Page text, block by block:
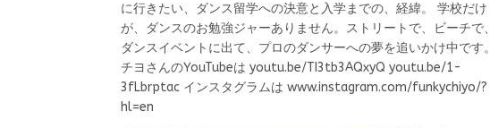
に行きたい、ダンス留学への決意と入学までの、経緯。 学校だけ
が、ダンスのお勉強ジャーありません。ストリートで、ビーチで、
ダンスイベントに出て、プロのダンサーへの夢を追いかけ中です。
チヨさんのYouTubeは youtu.be/TI3tb3AQxyQ youtu.be/1-
3fLbrptac インスタグラムは www.instagram.com/funkychiyo/?
hl=en